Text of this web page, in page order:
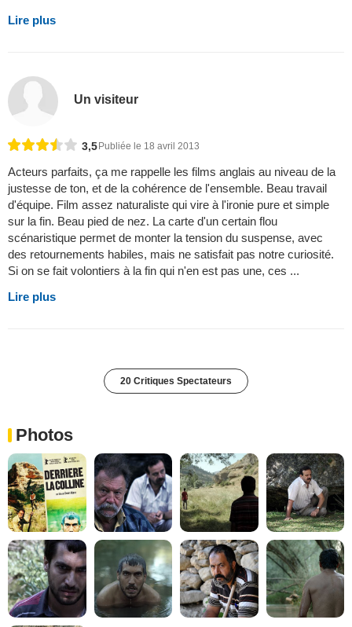
Lire plus
Un visiteur
3,5 Publiée le 18 avril 2013
Acteurs parfaits, ça me rappelle les films anglais au niveau de la
justesse de ton, et de la cohérence de l'ensemble. Beau travail
d'équipe. Film assez naturaliste qui vire à l'ironie pure et simple
sur la fin. Beau pied de nez. La carte d'un certain flou
scénaristique permet de monter la tension du suspense, avec
des retournements habiles, mais ne satisfait pas notre curiosité.
Si on se fait volontiers à la fin qui n'en est pas une, ces ...
Lire plus
20 Critiques Spectateurs
Photos